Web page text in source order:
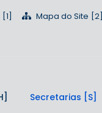
Mapa do Site
Secretarias